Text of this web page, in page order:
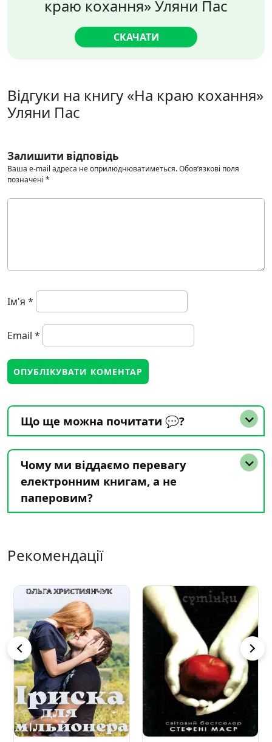
краю кохання» Уляни Пас
СКАЧАТИ
Відгуки на книгу «На краю кохання»
Уляни Пас
Залишити відповідь
Ваша e-mail адреса не оприлюднюватиметься.Обов’язкові поля
позначені *
Ім'я *
Email *
Що ще можна почитати 💬?
Чому ми віддаємо перевагу
електронним книгам, а не
паперовим?
Рекомендації